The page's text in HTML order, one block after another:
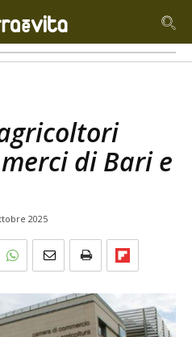
di Bari e
2025